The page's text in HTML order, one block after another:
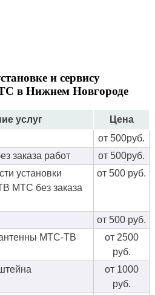
и сервису
в Нижнем Новгороде
услуг
Цена
от 500руб.
заказа работ
от 500руб.
установки
МТС без заказа
от 500 руб.
от 500 руб.
антенны МТС-ТВ
от 2500
руб.
от 1000
руб.